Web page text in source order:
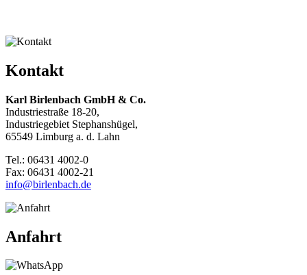
Kontakt
Karl Birlenbach GmbH & Co.
Industriestraße 18-20,
Industriegebiet Stephanshügel,
65549 Limburg a. d. Lahn
Tel.: 06431 4002-0
Fax: 06431 4002-21
info@birlenbach.de
Anfahrt